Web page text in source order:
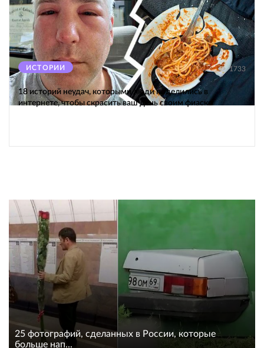
ИСТОРИИ 1733
18 историй неудач, которыми люди поделились в
интернете, чтобы скрасить ваш день своим фиаско
25 фотографий, сделанных в России, которые
больше нап...